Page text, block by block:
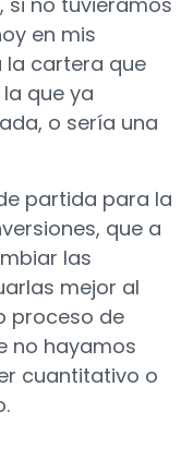
en mis
la cartera que
que ya
o sería una
partida para la
que a
las
mejor al
proceso de
no hayamos
cuantitativo o